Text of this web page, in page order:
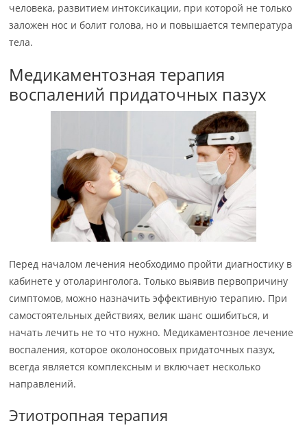
человека, развитием интоксикации, при которой не только
заложен нос и болит голова, но и повышается температура
тела.
Медикаментозная терапия
воспалений придаточных пазух
Перед началом лечения необходимо пройти диагностику в
кабинете у отоларинголога. Только выявив первопричину
симптомов, можно назначить эффективную терапию. При
самостоятельных действиях, велик шанс ошибиться, и
начать лечить не то что нужно. Медикаментозное лечение
воспаления, которое околоносовых придаточных пазух,
всегда является комплексным и включает несколько
направлений.
Этиотропная терапия